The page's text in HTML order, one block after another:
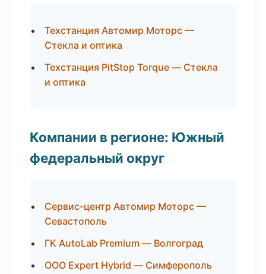
Техстанция Автомир Моторс —
Стекла и оптика
Техстанция PitStop Torque — Стекла
и оптика
Компании в регионе: Южный
федеральный округ
Сервис-центр Автомир Моторс —
Севастополь
ГК AutoLab Premium — Волгоград
ООО Expert Hybrid — Симферополь